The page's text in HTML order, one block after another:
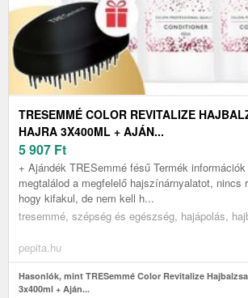
TRESEMMÉ COLOR REVITALIZE
HAJRA 3X400ML + AJÁN...
5 907 Ft
+ Ajándék TRESemmé fésű Termék
megtalálod a megfelelő hajszínárnyalatot, nincs
hogy kifakul, de nem kell h...
tresemmé, szépség és egészség, hajápolás,
pepita.hu
Hasonlók, mint TRESemmé Color Revitalize
3x400ml + Aján...